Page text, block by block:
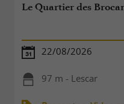
Le Quartier des
22/08/2026
97 m - Lescar